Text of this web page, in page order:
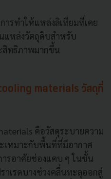
รทำให้แหล่งลิเทียมที่เคย
แหล่งวัตถุดิบสำหรับ
สิทธิภาพมากขึ้น
materials วัสดุที่
คือวัสดุระบายความ
เหมาะกับพื้นที่ที่มีอากาศ
รอาศัยช่องแคบ ๆ ในชั้น
เรดบางช่วงคลื่นทะลุออกสู่